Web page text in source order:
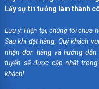
Lấy sự tin tưởng làm thành
Lưu ý: Hiện tại, chúng tôi chưa
Sau khi đặt hàng, Quý khách
nhận đơn hàng và hướng
tuyến sẽ được cập nhật
khách!